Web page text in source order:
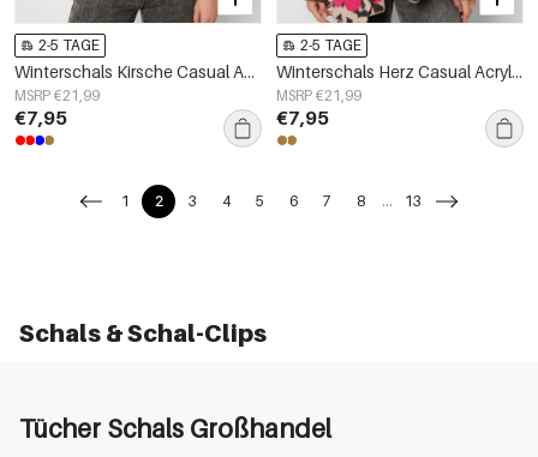
2-5 TAGE
Winterschals Kirsche Casual Acryl Tägliche Accessoires
MSRP €21,99
€7,95
2-5 TAGE
Winterschals Herz Casual Acryl Tägliche Accessoires
MSRP €21,99
€7,95
1 2 3 4 5 6 7 8 ... 13
Schals & Schal-Clips
Tücher Schals Großhandel